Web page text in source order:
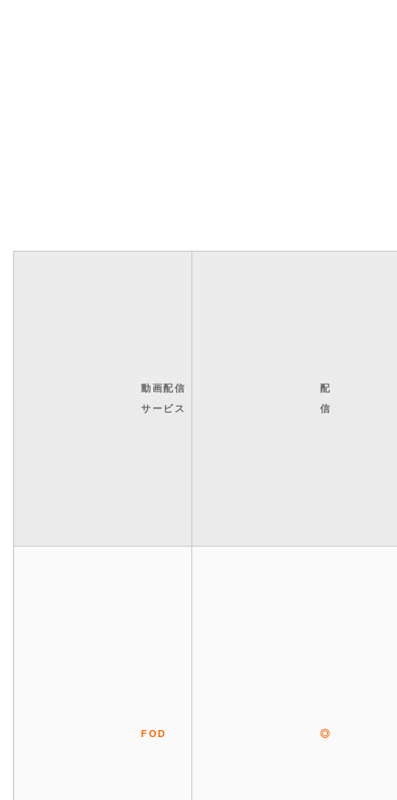
動画配信
サービス
配
信
FOD ◎